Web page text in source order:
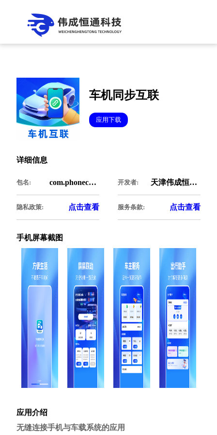
车机同步互联
应用下载
详细信息
包名: com.phonecarcommfy.sync
隐私政策: 点击查看
开发者: 天津伟成恒通科技有限公司
服务条款: 点击查看
手机屏幕截图
应用介绍
无缝连接手机与车载系统的应用